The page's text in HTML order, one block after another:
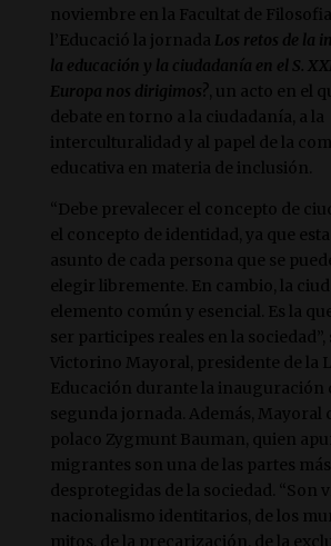
noviembre en la Facultat de
l’Educació la jornada Los retos de la
la educación y la ciudadanía en el S.
Europa nos dirigimos? , un acto en el
debate en torno a la ciudadanía, a la
interculturalidad y al papel de la
educativa en materia de inclusión.
“Debe prevalecer el concepto de
el concepto de identidad, ya que
asunto de cada persona que se
elegir libremente. En cambio, la
elemento común y esencial. Es la
ser participes reales en la sociedad”,
Victorino Mayoral, presidente de la
Educación durante la inauguración
segunda jornada. Además, Mayoral
polaco Zygmunt Bauman, quien
migrantes son una de las partes
desprotegidas de la sociedad. “Son
nacionalismo identitarios, de los
mitos, de la precarización, de la